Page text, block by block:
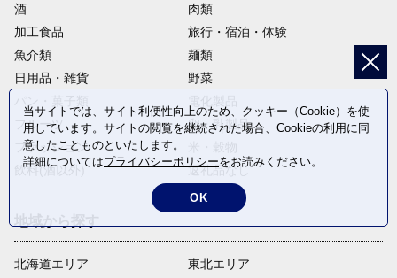
酒
肉類
加工食品
旅行・宿泊・体験
魚介類
麺類
日用品・雑貨
野菜
フルーツ
卵・乳製品
ファッション
飲料(酒以外)
返礼品なし
北海道エリア
東北エリア
当サイトでは、サイト利便性向上のため、クッキー（Cookie）を使
用しています。サイトの閲覧を継続された場合、Cookieの利用に同
意したことものといたします。
詳細についてはプライバシーポリシーをお読みください。
OK